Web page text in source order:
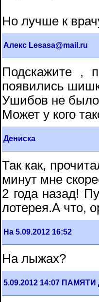
Но лучше к
Алекс Lesasa@mail.ru
Подскажите ,
появились
Ушибов не
Может у кого
Дениска
Так как,
минут мне
2 года назад!
лотерея.А что,
На 5.09.2012 16:52
На лыжах?
5.09.2012 14:07 ПАМЯТИ